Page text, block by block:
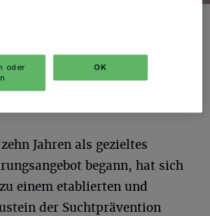
im Rahmen der Projektwoche unter
mit einer Drogen- beziehungsweise
Jahren als gezieltes
begann, hat sich
einem etablierten und
der Suchtprävention
oder
OK